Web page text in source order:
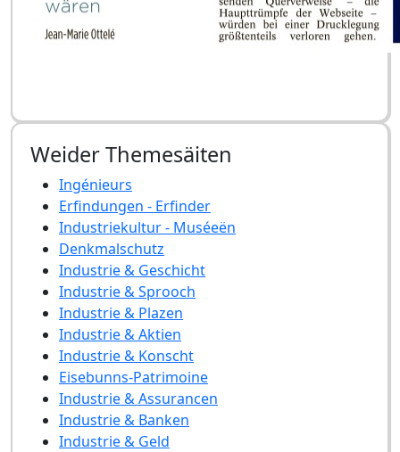
Weider Themesäiten
Ingénieurs
Erfindungen - Erfinder
Industriekultur - Muséeën
Denkmalschutz
Industrie & Geschicht
Industrie & Sprooch
Industrie & Plazen
Industrie & Aktien
Industrie & Konscht
Eisebunns-Patrimoine
Industrie & Assurancen
Industrie & Banken
Industrie & Geld